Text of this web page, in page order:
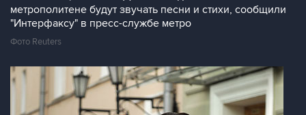
метрополитене будут звучать песни и стихи, сообщили
"Интерфаксу" в пресс-службе метро
Фото Reuters